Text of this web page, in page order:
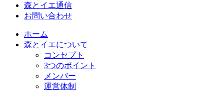
森とイエ通信
お問い合わせ
ホーム
森とイエについて
コンセプト
3つのポイント
メンバー
運営体制